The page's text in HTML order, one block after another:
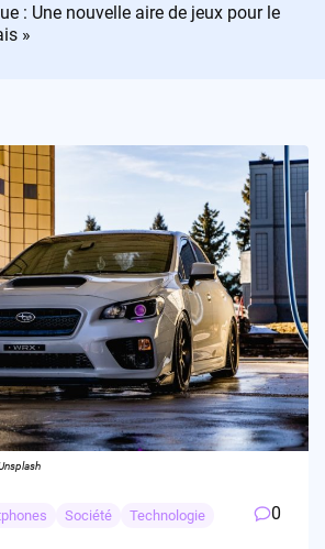
: Une nouvelle aire de jeux pour le
»
Société Technologie 0